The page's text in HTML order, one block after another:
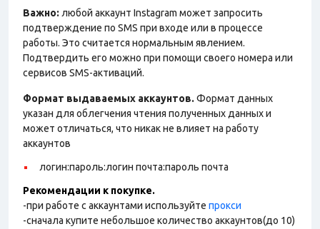
Важно: любой аккаунт Instagram может запросить
подтверждение по SMS при входе или в процессе
работы. Это считается нормальным явлением.
Подтвердить его можно при помощи своего номера или
сервисов SMS-активаций.
Формат выдаваемых аккаунтов. Формат данных
указан для облегчения чтения полученных данных и
может отличаться, что никак не влияет на работу
аккаунтов
логин:пароль:логин почта:пароль почта
Рекомендации к покупке.
-при работе с аккаунтами используйте прокси
-сначала купите небольшое количество аккаунтов(до 10)